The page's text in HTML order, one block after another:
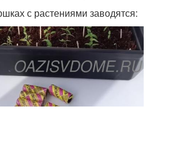
с растениями заводятся: